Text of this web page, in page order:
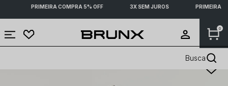
PRIMEIRA COMPRA 5% OFF 3X SEM JUROS PRIMEIRA
0
Busca